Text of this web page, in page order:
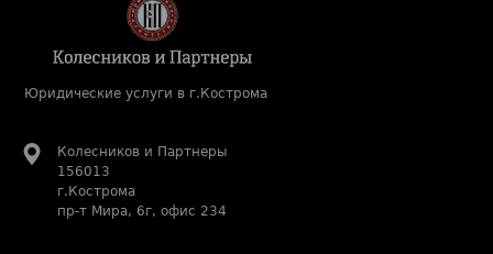
Юридические услуги в г.Кострома
Колесников и Партнеры
156013
г.Кострома
пр-т Мира, 6г, офис 234